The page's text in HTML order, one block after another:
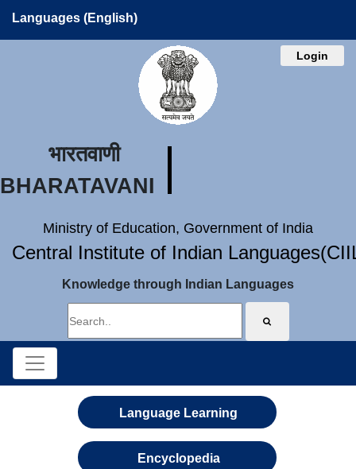
Languages (English)
Login
भारतवाणी
BHARATAVANI
Ministry of Education, Government of India
Central Institute of Indian
Knowledge through Indian Languages
Language Learning
Encyclopedia